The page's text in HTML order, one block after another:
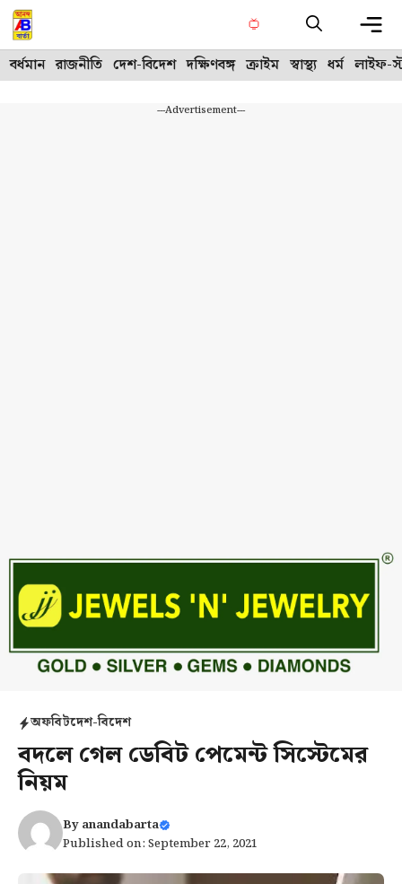
Skip
to
content
বর্ধমান রাজনীতি দেশ-বিদেশ দক্ষিণবঙ্গ ক্রাইম স্বাস্থ্য ধর্ম লাইফ-
---Advertisement---
অফবিটদেশ-বিদেশ
বদলে গেল ডেবিট পেমেন্ট সিস্টেমের
নিয়ম
Byanandabarta
Published on: September 22, 2021